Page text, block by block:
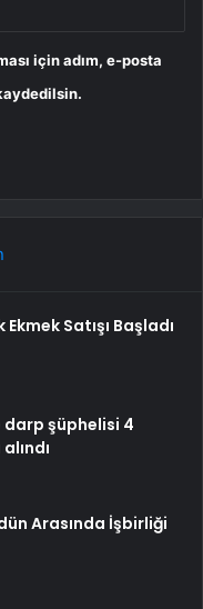
için adım, e-posta
Satışı Başladı
darp şüphelisi 4
Arasında İşbirliği